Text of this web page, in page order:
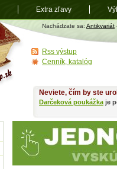
Antikvariát
shop.sk
Nachádzate sa: Antikvariát
Neviete, čím by ste
Darčeková poukážka je
Rss výstup
Cenník, katalóg
Extra zľavy